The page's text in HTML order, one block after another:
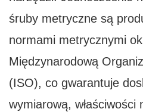
śruby metryczne są
normami metrycznymi
Międzynarodową
(ISO), co gwarantuje
wymiarową, właściwości